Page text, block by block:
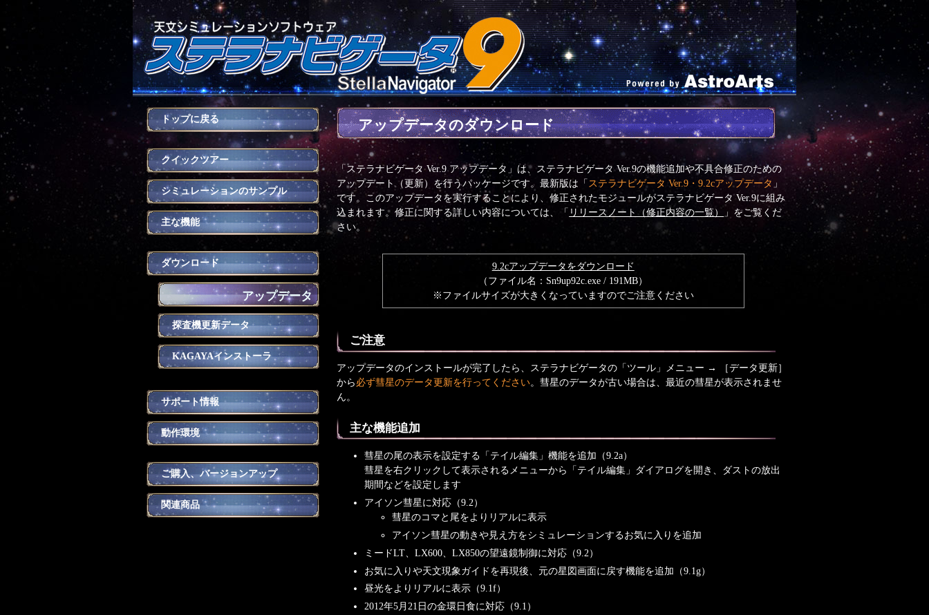
アップデータのダウンロード
「ステラナビゲータ Ver.9 アップデータ」は、ステラナビゲータ Ver.9の機能追加や不具合修正のための
アップデート（更新）を行うパッケージです。最新版は「 ステラナビゲータ Ver.9・9.2cアップデータ 」
です。このアップデータを実行することにより、修正されたモジュールがステラナビゲータ Ver.9に組み
込まれます。修正に関する詳しい内容については、「 リリースノート（修正内容の一覧）
」をご覧くだ
さい。
9.2cアップデータをダウンロード
（ファイル名：Sn9up92c.exe / 191MB）
※ファイルサイズが大きくなっていますのでご注意ください
ご注意
アップデータのインストールが完了したら、ステラナビゲータの「ツール」メニュー → ［データ更新］
から 必ず彗星のデータ更新を行ってください。彗星のデータが古い場合は、最近の彗星が表示されませ
ん。
主な機能追加
彗星の尾の表示を設定する「テイル編集」機能を追加（9.2a）
彗星を右クリックして表示されるメニューから「テイル編集」ダイアログを開き、ダストの放出
期間などを設定します
アイソン彗星に対応（9.2）
彗星のコマと尾をよりリアルに表示
アイソン彗星の動きや見え方をシミュレーションするお気に入りを追加
ミードLT、LX600、LX850の望遠鏡制御に対応（9.2）
お気に入りや天文現象ガイドを再現後、元の星図画面に戻す機能を追加（9.1g）
昼光をよりリアルに表示（9.1f）
2012年5月21日の金環日食に対応（9.1）
トップに戻る
クイックツアー
シミュレーションのサンプル
主な機能
ダウンロード
アップデータ
探査機更新データ
KAGAYAインストーラ
サポート情報
動作環境
ご購入、バージョンアップ
関連商品